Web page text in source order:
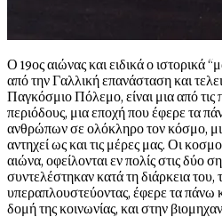
Ο 19ος αιώνας και ειδικά ο ιστορικά
από την Γαλλική επανάσταση και
Παγκόσμιο Πόλεμο, είναι μια από τις
περιόδους, μια εποχή που έφερε τα
ανθρώπων σε ολόκληρο τον κόσμο,
αντηχεί ως και τις μέρες μας. Οι
αιώνα, οφείλονται εν πολίς στις δύο
συντελέστηκαν κατά τη διάρκεια
υπεραπλουστεύοντας, έφερε τα πάνω
δομή της κοινωνίας, και στην